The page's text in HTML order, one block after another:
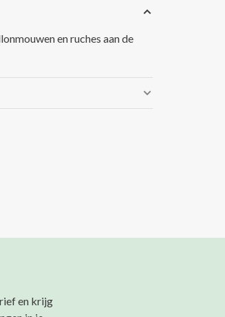
en ruches aan de
en krijg